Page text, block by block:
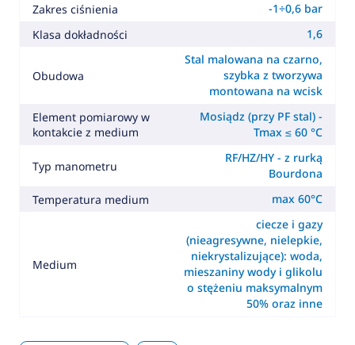
Zakres ciśnienia
-1÷0,6 bar
Klasa dokładności
1,6
Obudowa
Stal malowana na czarno,
szybka z tworzywa
montowana na wcisk
Element pomiarowy w
kontakcie z medium
Mosiądz (przy PF stal) -
Tmax ≤ 60 °C
Typ manometru
RF/HZ/HY - z rurką
Bourdona
Temperatura medium
max 60°C
Medium
ciecze i gazy
(nieagresywne, nielepkie,
niekrystalizujące): woda,
mieszaniny wody i glikolu
o stężeniu maksymalnym
50% oraz inne